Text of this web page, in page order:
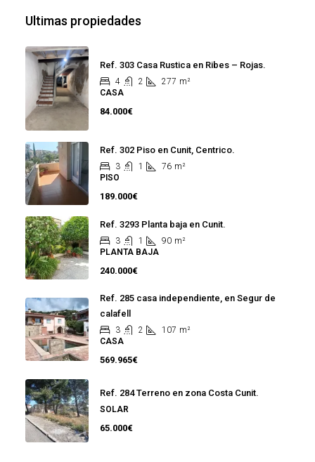
Ultimas propiedades
Ref. 303 Casa Rustica en Ribes – Rojas.
4 2 277 m²
CASA
84.000€
Ref. 302 Piso en Cunit, Centrico.
3 1 76 m²
PISO
189.000€
Ref. 3293 Planta baja en Cunit.
3 1 90 m²
PLANTA BAJA
240.000€
Ref. 285 casa independiente, en Segur de
calafell
3 2 107 m²
CASA
569.965€
Ref. 284 Terreno en zona Costa Cunit.
SOLAR
65.000€